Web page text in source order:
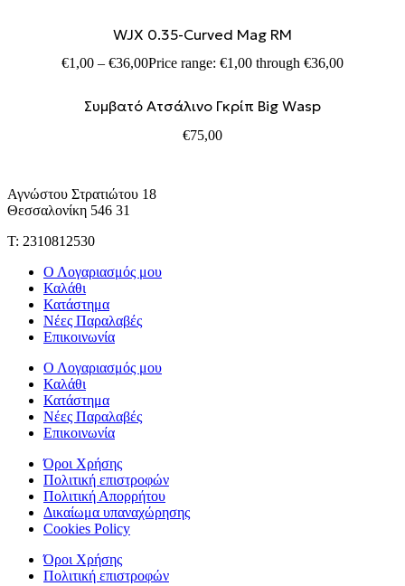
WJX 0.35-Curved Mag RM
€1,00 – €36,00Price range: €1,00 through €36,00
Συμβατό Ατσάλινο Γκρίπ Big Wasp
€75,00
Αγνώστου Στρατιώτου 18
Θεσσαλονίκη 546 31
Τ: 2310812530
Ο Λογαριασμός μου
Καλάθι
Κατάστημα
Νέες Παραλαβές
Επικοινωνία
Ο Λογαριασμός μου
Καλάθι
Κατάστημα
Νέες Παραλαβές
Επικοινωνία
Όροι Χρήσης
Πολιτική επιστροφών
Πολιτική Απορρήτου
Δικαίωμα υπαναχώρησης
Cookies Policy
Όροι Χρήσης
Πολιτική επιστροφών